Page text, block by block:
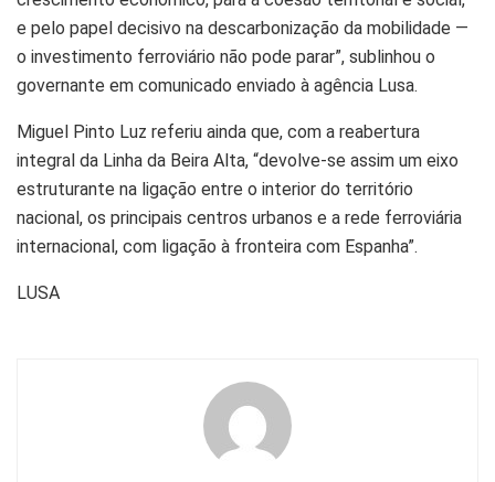
e pelo papel decisivo na descarbonização da mobilidade —
o investimento ferroviário não pode parar”, sublinhou o
governante em comunicado enviado à agência Lusa.
Miguel Pinto Luz referiu ainda que, com a reabertura
integral da Linha da Beira Alta, “devolve-se assim um eixo
estruturante na ligação entre o interior do território
nacional, os principais centros urbanos e a rede ferroviária
internacional, com ligação à fronteira com Espanha”.
LUSA